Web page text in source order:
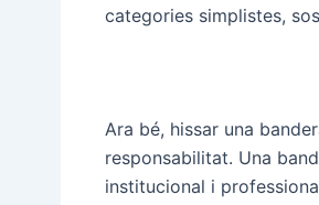
categories simplistes,
Ara bé, hissar una
responsabilitat. Una
institucional i